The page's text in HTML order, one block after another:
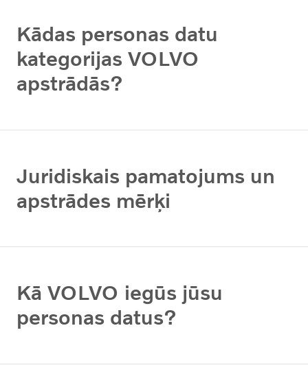
Kādas personas datu
kategorijas VOLVO
apstrādās?
Juridiskais pamatojums un
apstrādes mērķi
Kā VOLVO iegūs jūsu
personas datus?